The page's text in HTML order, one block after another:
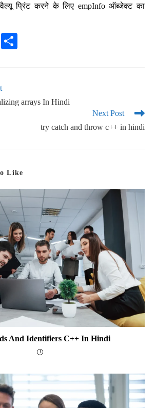
प्रिंट करने के लिए empInfo ऑब्जेक्ट का
E
arrays In Hindi
Next Post
try catch and throw c++ in hindi
Like
And Identifiers C++ In Hindi